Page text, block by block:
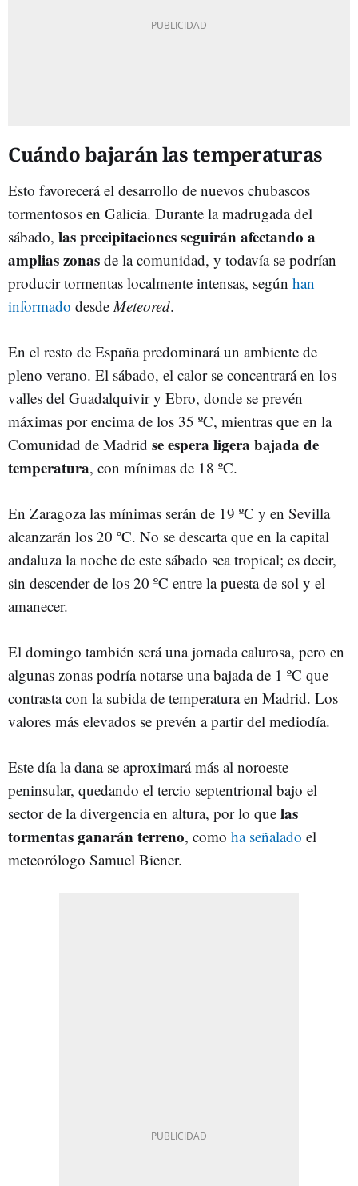
Cuándo bajarán las temperaturas
Esto favorecerá el desarrollo de nuevos chubascos
tormentosos en Galicia. Durante la madrugada del
sábado, las precipitaciones seguirán afectando a
amplias zonas de la comunidad, y todavía se podrían
producir tormentas localmente intensas, según han
informado desde Meteored.
En el resto de España predominará un ambiente de
pleno verano. El sábado, el calor se concentrará en los
valles del Guadalquivir y Ebro, donde se prevén
máximas por encima de los 35 ºC, mientras que en la
Comunidad de Madrid se espera ligera bajada de
temperatura, con mínimas de 18 ºC.
En Zaragoza las mínimas serán de 19 ºC y en Sevilla
alcanzarán los 20 ºC. No se descarta que en la capital
andaluza la noche de este sábado sea tropical; es decir,
sin descender de los 20 ºC entre la puesta de sol y el
amanecer.
El domingo también será una jornada calurosa, pero en
algunas zonas podría notarse una bajada de 1 ºC que
contrasta con la subida de temperatura en Madrid. Los
valores más elevados se prevén a partir del mediodía.
Este día la dana se aproximará más al noroeste
peninsular, quedando el tercio septentrional bajo el
sector de la divergencia en altura, por lo que las
tormentas ganarán terreno, como ha señalado el
meteorólogo Samuel Biener.